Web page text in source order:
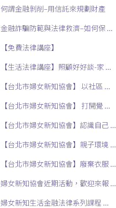
何謂金融剝削–用信託來規劃財產
金融詐騙防範與法律救濟–如何保 ...
【免費法律講座】
【生活法律講座】照顧好好談-家 ...
【台北市婦女新知協會】 以社區 ...
【台北市婦女新知協會】 打開覺 ...
【台北市婦女新知協會】認識自己 ...
【台北市婦女新知協會】親子環境 ...
【台北市婦女新知協會】廢棄衣服 ...
婦女新知協會近期活動，歡迎來報 ...
婦女新知生活金融法律系列課程 ...